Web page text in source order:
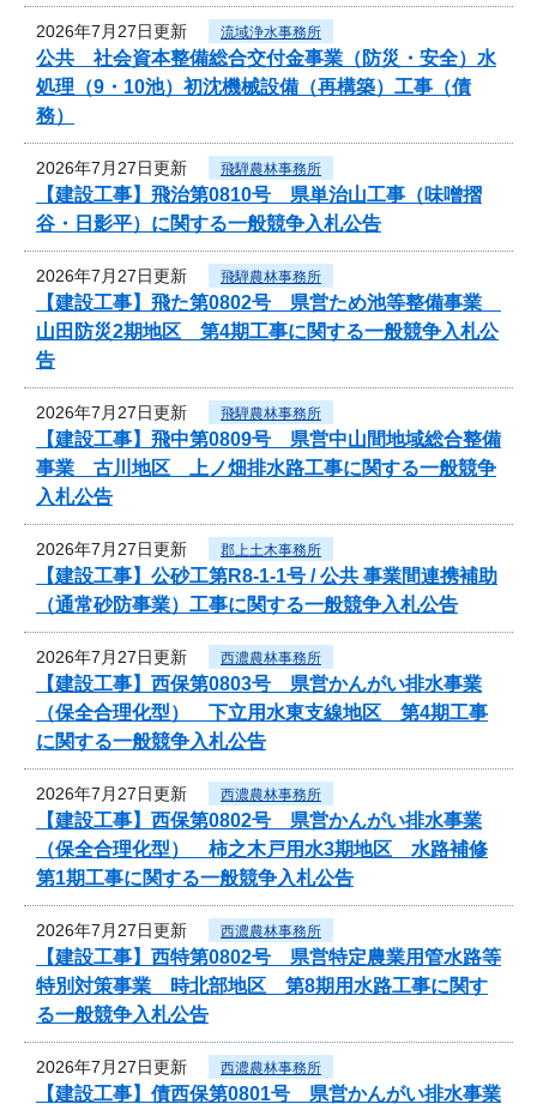
2026年7月27日更新 流域浄水事務所
公共 社会資本整備総合交付金事業（防災・安全）水
処理（9・10池）初沈機械設備（再構築）工事（債
務）
2026年7月27日更新 飛騨農林事務所
【建設工事】飛治第0810号 県単治山工事（味噌摺
谷・日影平）に関する一般競争入札公告
2026年7月27日更新 飛騨農林事務所
【建設工事】飛た第0802号 県営ため池等整備事業
山田防災2期地区 第4期工事に関する一般競争入札公
告
2026年7月27日更新 飛騨農林事務所
【建設工事】飛中第0809号 県営中山間地域総合整備
事業 古川地区 上ノ畑排水路工事に関する一般競争
入札公告
2026年7月27日更新 郡上土木事務所
【建設工事】公砂工第R8-1-1号 / 公共 事業間連携補助
（通常砂防事業）工事に関する一般競争入札公告
2026年7月27日更新 西濃農林事務所
【建設工事】西保第0803号 県営かんがい排水事業
（保全合理化型） 下立用水東支線地区 第4期工事
に関する一般競争入札公告
2026年7月27日更新 西濃農林事務所
【建設工事】西保第0802号 県営かんがい排水事業
（保全合理化型） 柿之木戸用水3期地区 水路補修
第1期工事に関する一般競争入札公告
2026年7月27日更新 西濃農林事務所
【建設工事】西特第0802号 県営特定農業用管水路等
特別対策事業 時北部地区 第8期用水路工事に関す
る一般競争入札公告
2026年7月27日更新 西濃農林事務所
【建設工事】債西保第0801号 県営かんがい排水事業